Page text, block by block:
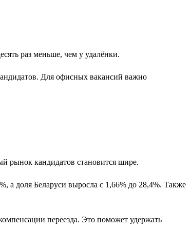
раз меньше, чем у удалёнки.
Для офисных вакансий важно
рынок кандидатов становится шире.
а доля Беларуси выросла с 1,66% до 28,4%. Также
переезда. Это поможет удержать